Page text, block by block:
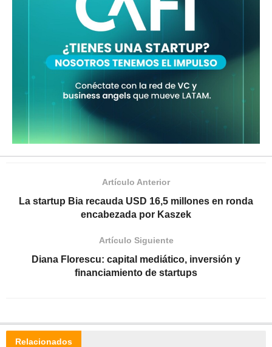
Artículo Anterior
La startup Bia recauda USD 16,5 millones en ronda
encabezada por Kaszek
Artículo Siguiente
Diana Florescu: capital mediático, inversión y
financiamiento de startups
Relacionados